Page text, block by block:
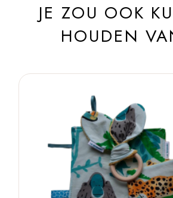
JE ZOU OOK
HOUDEN